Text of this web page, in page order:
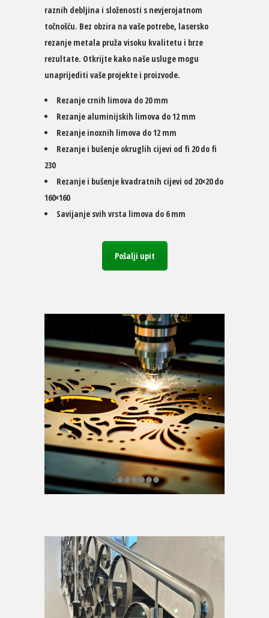
raznih debljina i složenosti s nevjerojatnom
točnošću. Bez obzira na vaše potrebe, lasersko
rezanje metala pruža visoku kvalitetu i brze
rezultate. Otkrijte kako naše usluge mogu
unaprijediti vaše projekte i proizvode.
Rezanje crnih limova do 20 mm
Rezanje aluminijskih limova do 12 mm
Rezanje inoxnih limova do 12 mm
Rezanje i bušenje okruglih cijevi od fi 20 do fi
230
Rezanje i bušenje kvadratnih cijevi od 20×20 do
160×160
Savijanje svih vrsta limova do 6 mm
Pošalji upit